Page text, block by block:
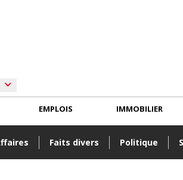
Faits divers Politique
EMPLOIS IMMOBILIER